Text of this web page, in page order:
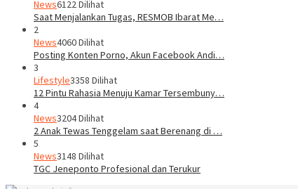
News6122 Dilihat
Saat Menjalankan Tugas, RESMOB Ibarat Me…
2
News4060 Dilihat
Posting Konten Porno, Akun Facebook Andi…
3
Lifestyle3358 Dilihat
12 Pintu Rahasia Menuju Kamar Tersembuny…
4
News3204 Dilihat
2 Anak Tewas Tenggelam saat Berenang di …
5
News3148 Dilihat
TGC Jeneponto Profesional dan Terukur